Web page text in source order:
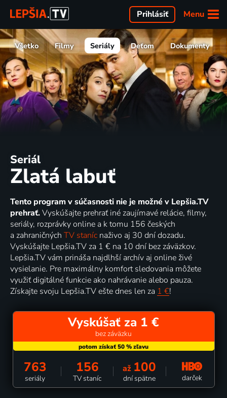
Menu
Prihlásiť
Všetko Filmy Seriály Deťom Dokumenty
Seriál
Zlatá labuť
Tento program v súčasnosti nie je možné v Lepšia.TV
prehrať.Vyskúšajte prehrať iné zaujímavé relácie, filmy,
seriály, rozprávky online a k tomu 156 českých
a zahraničných TV staníc naživo aj 30 dní dozadu.
Vyskúšajte Lepšia.TV za 1 € na 10 dní bez záväzkov.
Lepšia.TV vám prináša najdlhší archív aj online živé
vysielanie. Pre maximálny komfort sledovania môžete
využiť digitálné funkcie ako nahrávanie alebo pauza.
Získajte svoju Lepšia.TV ešte dnes len za 1 €!
Vyskúšať za 1 €
bez záväzku
763
seriály
156
TV staníc
až 100
dní spätne darček